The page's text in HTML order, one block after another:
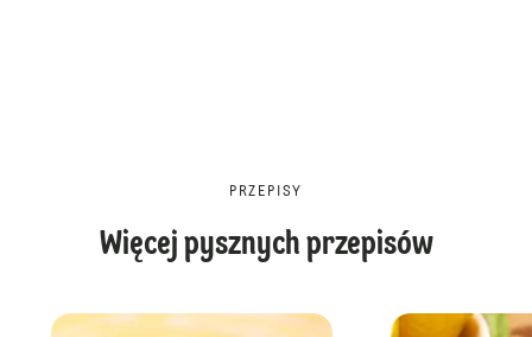
PRZEPISY
Więcej pysznych przepisów